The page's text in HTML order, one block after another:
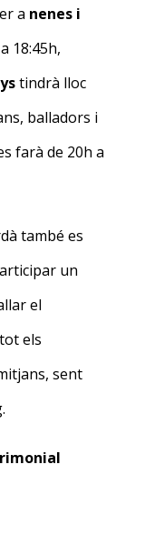
a nenes i
18:45h,
tindrà lloc
balladors i
farà de 20h a
també es
un
el
els
sent